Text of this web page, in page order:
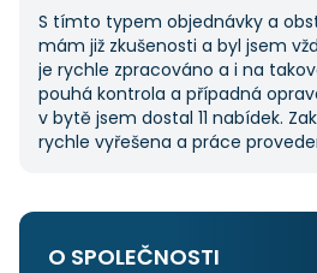
S tímto typem objednávky a
mám již zkušenosti a byl jsem
je rychle zpracováno a i na
pouhá kontrola a případná
v bytě jsem dostal 11 nabídek.
rychle vyřešena a práce
po všech stránkách plně
O SPOLEČNOSTI